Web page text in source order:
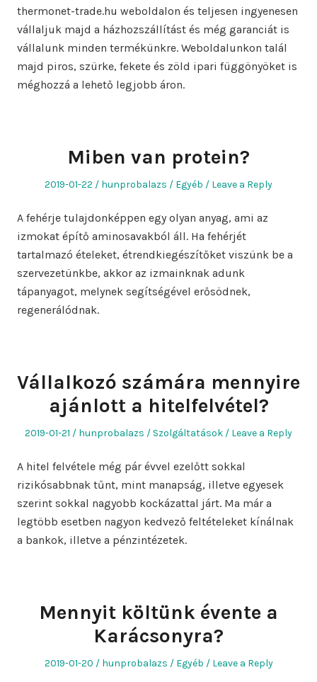
thermonet-trade.hu weboldalon és teljesen ingyenesen
vállaljuk majd a házhozszállítást és még garanciát is
vállalunk minden termékünkre. Weboldalunkon talál
majd piros, szürke, fekete és zöld ipari függönyöket is
méghozzá a lehető legjobb áron.
Miben van protein?
Posted
2019-01-22 Author
hunprobalazs
Posted
Egyéb Leave a Reply
A fehérje tulajdonképpen egy olyan anyag, ami az
izmokat építő aminosavakból áll. Ha fehérjét
tartalmazó ételeket, étrendkiegészítőket viszünk be a
szervezetünkbe, akkor az izmainknak adunk
tápanyagot, melynek segítségével erősödnek,
regenerálódnak.
Vállalkozó számára mennyire
ajánlott a hitelfelvétel?
Posted
2019-01-21 Author
hunprobalazs
Posted
Szolgáltatások Leave a Reply
A hitel felvétele még pár évvel ezelőtt sokkal
rizikósabbnak tűnt, mint manapság, illetve egyesek
szerint sokkal nagyobb kockázattal járt. Ma már a
legtöbb esetben nagyon kedvező feltételeket kínálnak
a bankok, illetve a pénzintézetek.
Mennyit költünk évente a
Karácsonyra?
Posted
2019-01-20 Author
hunprobalazs
Posted
Egyéb Leave a Reply